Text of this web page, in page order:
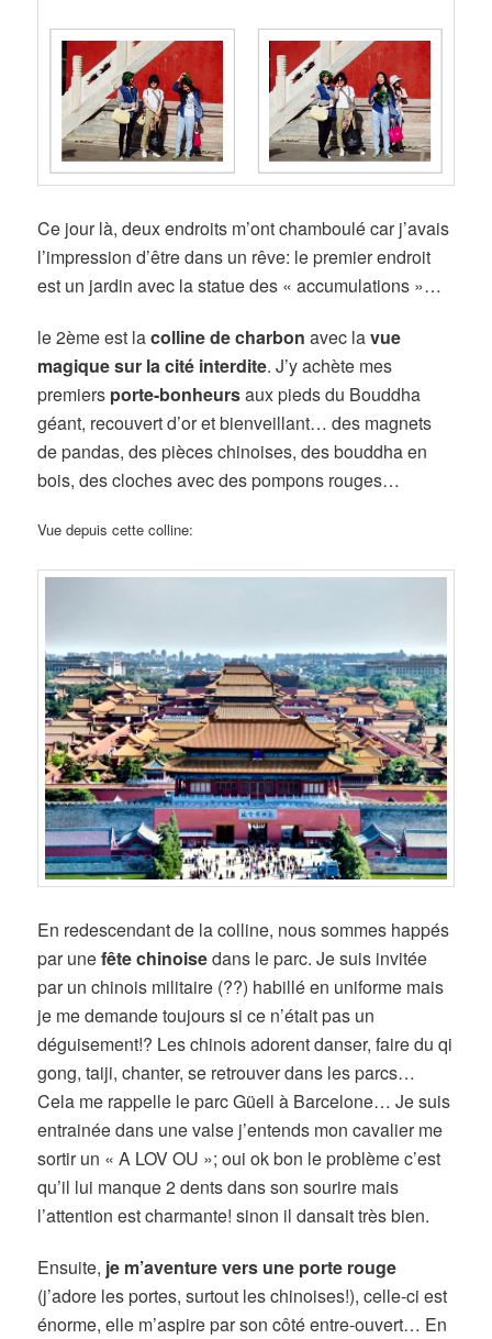
Ce jour là, deux endroits m’ont chamboulé car j’avais
l’impression d’être dans un rêve: le premier endroit
est un jardin avec la statue des « accumulations »…
le 2ème est lacolline de charbon avec lavue
magique sur la cité interdite. J’y achète mes
premiers porte-bonheursaux pieds du Bouddha
géant, recouvert d’or et bienveillant… des magnets
de pandas, des pièces chinoises, des bouddha en
bois, des cloches avec des pompons rouges…
Vue depuis cette colline:
En redescendant de la colline, nous sommes happés
par unefête chinoisedans le parc. Je suis invitée
par un chinois militaire (??) habillé en uniforme mais
je me demande toujours si ce n’était pas un
déguisement!? Les chinois adorent danser, faire du qi
gong, taiji, chanter, se retrouver dans les parcs…
Cela me rappelle le parc Güell à Barcelone… Je suis
entrainée dans une valse j’entends mon cavalier me
sortir un « A LOV OU »; oui ok bon le problème c’est
qu’il lui manque 2 dents dans son sourire mais
l’attention est charmante! sinon il dansait très bien.
Ensuite, je m’aventure vers une porte rouge
(j’adore les portes, surtout les chinoises!), celle-ci est
énorme, elle m’aspire par son côté entre-ouvert… En